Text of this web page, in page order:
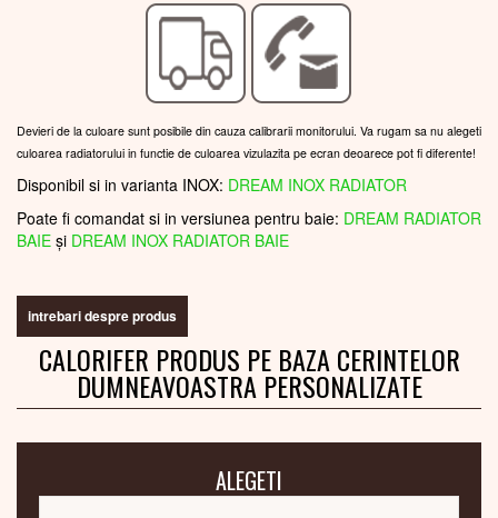
Devieri de la culoare sunt posibile din cauza calibrarii monitorului. Va rugam sa nu alegeti
culoarea radiatorului in functie de culoarea vizulazita pe ecran deoarece pot fi diferente!
Disponibil si in varianta INOX: DREAM INOX RADIATOR
Poate fi comandat si in versiunea pentru baie: DREAM RADIATOR
BAIE și DREAM INOX RADIATOR BAIE
intrebari despre produs
CALORIFER PRODUS PE BAZA CERINTELOR
DUMNEAVOASTRA PERSONALIZATE
ALEGETI